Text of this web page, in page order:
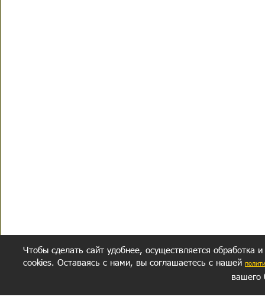
Чтобы сделать сайт удобнее, осуществляется обработка
cookies. Оставаясь с нами, вы соглашаетесь с нашей
вашего